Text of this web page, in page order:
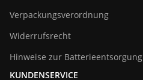
Verpackungsverordnung
Widerrufsrecht
Hinweise zur Batterieentsorgung
KUNDENSERVICE